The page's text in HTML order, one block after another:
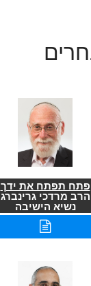
פתח תפתח את ידך
הרב מרדכי גרינברג
נשיא הישיבה